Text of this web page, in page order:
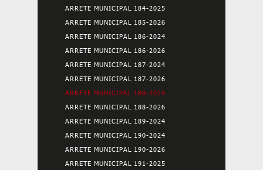
ARRETE MUNICIPAL 184-2025
ARRETE MUNICIPAL 185-2026
ARRETE MUNICIPAL 186-2024
ARRETE MUNICIPAL 186-2026
ARRETE MUNICIPAL 187-2024
ARRETE MUNICIPAL 187-2026
ARRETE MUNICIPAL 188-2024
ARRETE MUNICIPAL 188-2026
ARRETE MUNICIPAL 189-2024
ARRETE MUNICIPAL 190-2024
ARRETE MUNICIPAL 190-2026
ARRETE MUNICIPAL 191-2025